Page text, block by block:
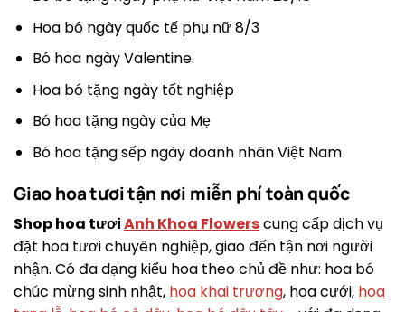
Hoa bó ngày quốc tế phụ nữ 8/3
Bó hoa ngày Valentine.
Hoa bó tặng ngày tốt nghiệp
Bó hoa tặng ngày của Mẹ
Bó hoa tặng sếp ngày doanh nhân Việt Nam
Giao hoa tươi tận nơi miễn phí toàn quốc
Shop hoa tươiAnh Khoa Flowerscung cấp dịch vụ
đặt hoa tươi chuyên nghiệp, giao đến tận nơi người
nhận. Có đa dạng kiểu hoa theo chủ đề như: hoa bó
chúc mừng sinh nhật, hoa khai trương, hoa cưới, hoa